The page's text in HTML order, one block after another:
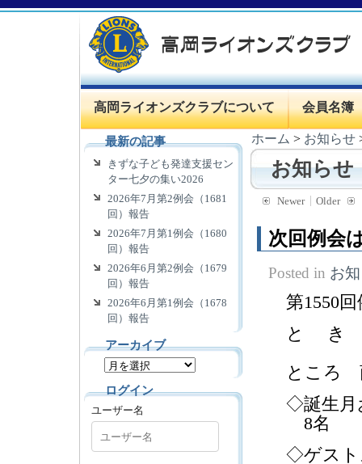
高岡ライオンズクラブについて 会員名簿
ホーム > お知らせ
お知らせ
Newer Older
次回例会
Posted in お
第1550
と き
ところ
◇誕生月
8名
◇ゲスト
最新の記事
きずな子ども発達支援セン
ター七夕の集い2026
2026年7月第2例会（1681
回）報告
2026年7月第1例会（1680
回）報告
2026年6月第2例会（1679
回）報告
2026年6月第1例会（1678
回）報告
アーカイブ
ログイン
ユーザー名